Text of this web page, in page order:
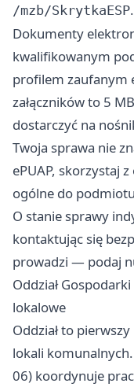
/mzb/SkrytkaESP.
Dokumenty
kwalifikowanym
profilem zaufanym
załączników to 5
dostarczyć na
Twoja sprawa nie
ePUAP, skorzystaj
ogólne do
O stanie sprawy
kontaktując się
prowadzi — podaj
Oddział
lokalowe
Oddział to
lokali
06) koordynuje